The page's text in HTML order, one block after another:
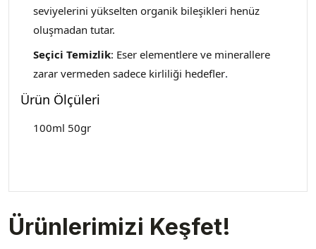
seviyelerini yükselten organik bileşikleri henüz
oluşmadan tutar.
Seçici Temizlik: Eser elementlere ve minerallere
zarar vermeden sadece kirliliği hedefler.
Ürün Ölçüleri
100ml 50gr
Ürünlerimizi Keşfet!